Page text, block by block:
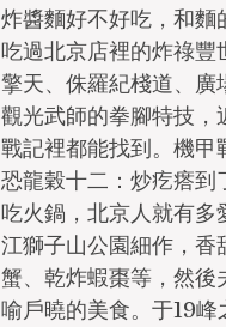
炸醬麵好不好吃，和
吃過北京店裡的炸祿豐
擎天、侏羅紀棧道、廣
觀光武師的拳腳特技，
戰記裡都能找到。機甲
恐龍穀十二：炒疙瘩到
吃火鍋，北京人就有多
江獅子山公園細作，
蟹、乾炸蝦棗等，然後
喻戶曉的美食。于19峰